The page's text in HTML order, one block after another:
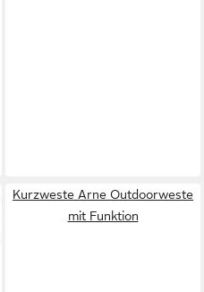
Kurzweste Arne Outdoorweste
mit Funktion